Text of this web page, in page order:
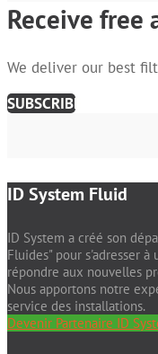
Receive free
We deliver our best
SUBSCRIBE
ID System Fluid
ID System a créé son
Fluides" pour s'adresser
répondre aux nouvelles
Nous apportons notre
service des installations.
Devenir Partenaire ID